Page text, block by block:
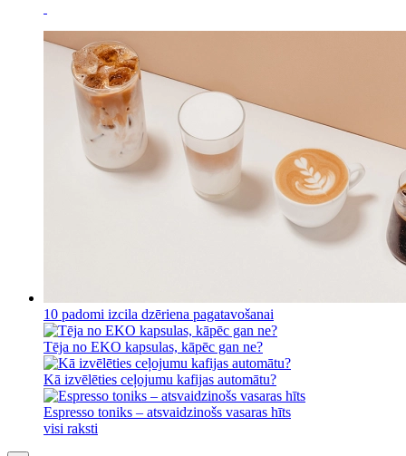
10 padomi izcila dzēriena pagatavošanai
Tēja no EKO kapsulas, kāpēc gan ne?
Kā izvēlēties ceļojumu kafijas automātu?
Espresso toniks – atsvaidzinošs vasaras hīts
visi raksti